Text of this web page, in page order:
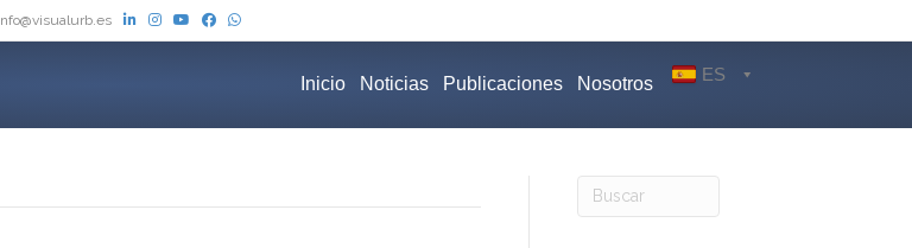
Inicio Noticias Publicaciones Nosotros ES